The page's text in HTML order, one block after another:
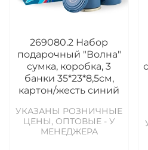
269080.2 Набор
подарочный "Волна"
сумка, коробка, 3
банки 35*23*8,5см,
картон/жесть синий
УКАЗАНЫ РОЗНИЧНЫЕ
ЦЕНЫ, ОПТОВЫЕ - У
МЕНЕДЖЕРА